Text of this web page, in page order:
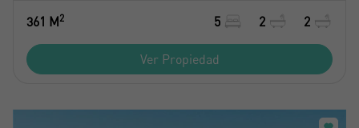
361 M2 5 2 2
Ver Propiedad